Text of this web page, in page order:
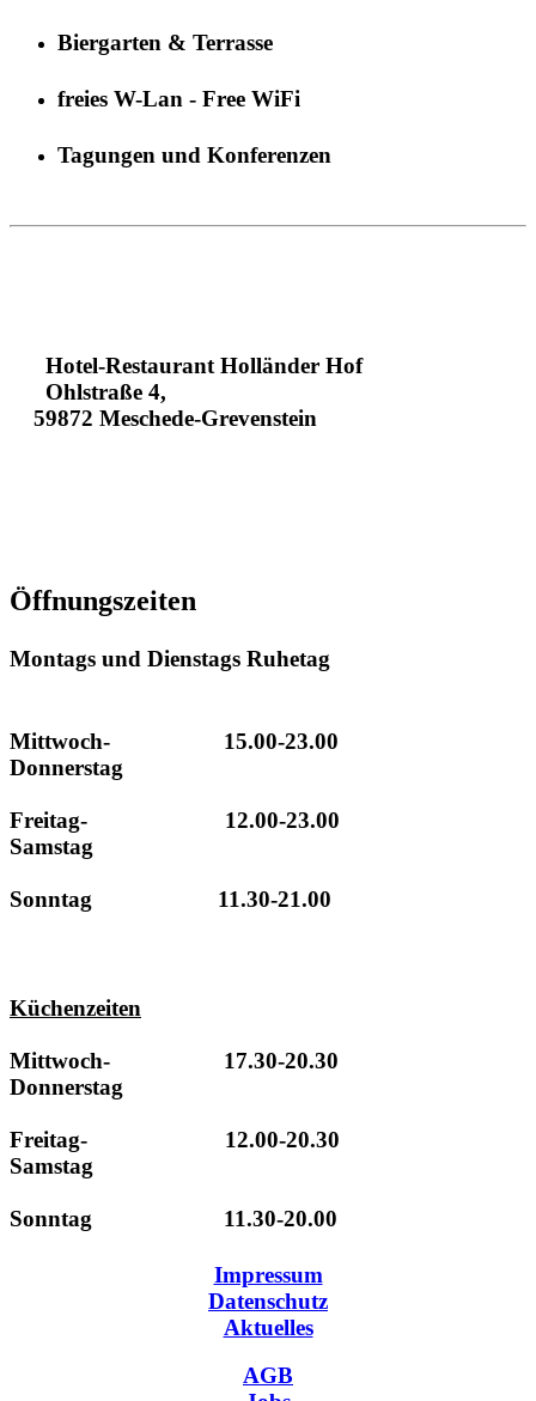
Biergarten & Terrasse
freies W-Lan - Free WiFi
Tagungen und Konferenzen
Hotel-Restaurant Holländer Hof
Ohlstraße 4,
59872 Meschede-Grevenstein
Öffnungszeiten
Montags und Dienstags Ruhetag
Mittwoch- 15.00-23.00
Donnerstag
Freitag- 12.00-23.00
Samstag
Sonntag 11.30-21.00
Küchenzeiten
Mittwoch- 17.30-20.30
Donnerstag
Freitag- 12.00-20.30
Samstag
Sonntag 11.30-20.00
Impressum
Datenschutz
Aktuelles
AGB